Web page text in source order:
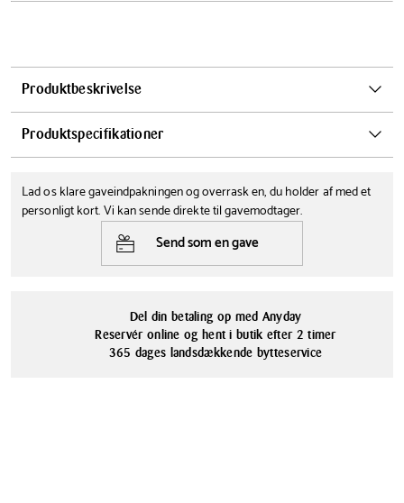
Produktbeskrivelse
Med dette Rosendahl Grand Cru spiritusglas er du i sikre hænder når
oplevelse
Leveres i et sæt med 2 stk. og er en god gaveide til fx fars dag.
Produktspecifikationer
11.5 cm 7 cm
Kapacitet Tåler opvaskemaskine
Ja
Materialer
Lad os klare gaveindpakningen og overrask en, du holder af med et
personligt kort. Vi kan sende direkte til gavemodtager.
Send som en gave
Del din betaling op med Anyday
Reservér online og hent i butik efter 2 timer
365 dages landsdækkende bytteservice